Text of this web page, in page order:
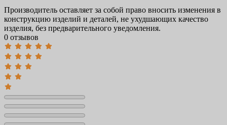
Производитель оставляет за собой право вносить изменения в
конструкцию изделий и деталей, не ухудшающих качество
изделия, без предварительного уведомления.
0 отзывов